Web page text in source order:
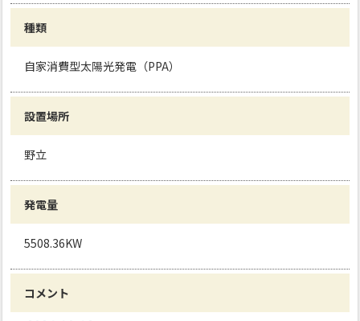
種類
自家消費型太陽光発電（PPA）
設置場所
野立
発電量
5508.36KW
コメント